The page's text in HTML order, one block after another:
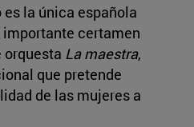
la única española
certamen
orquesta La maestra,
que pretende
de las mujeres a